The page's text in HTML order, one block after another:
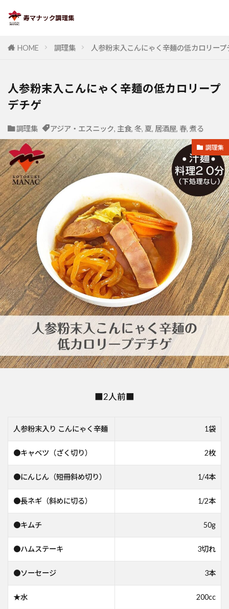
HOME 調理集 人参粉末入こんにゃく辛麺の低カロリープ
人参粉末入こんにゃく辛麺の低カロリープ
デチゲ
調理集 アジア・エスニック, 主食, 冬, 夏, 居酒屋, 春, 煮る
調理集
■2人前■
人参粉末入り こんにゃく辛麺 1袋
●キャベツ（ざく切り） 2枚
●にんじん（短冊斜め切り） 1/4本
●長ネギ（斜めに切る） 1/2本
●キムチ 50g
●ハムステーキ 3切れ
●ソーセージ 3本
★水 200cc